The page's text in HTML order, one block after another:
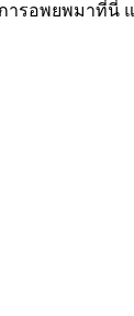
ารอพยพมาที่